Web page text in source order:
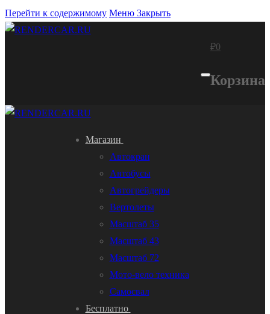
Перейти к содержимому Меню Закрыть
₽0
Корзина
Магазин
Автокран
Автобусы
Автогрейдеры
Вертолеты
Масштаб 35
Масштаб 43
Масштаб 72
Мото-вело техника
Самосвал
Бесплатно